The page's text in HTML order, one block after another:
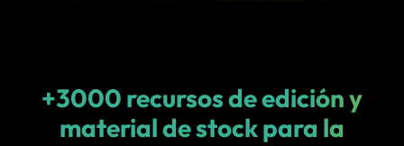
+3000 recursos de edición y
material de stock para la